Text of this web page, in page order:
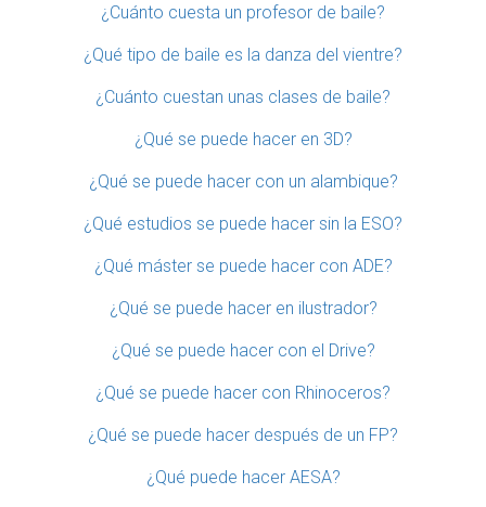
¿Cuánto cuesta un profesor de baile?
¿Qué tipo de baile es la danza del vientre?
¿Cuánto cuestan unas clases de baile?
¿Qué se puede hacer en 3D?
¿Qué se puede hacer con un alambique?
¿Qué estudios se puede hacer sin la ESO?
¿Qué máster se puede hacer con ADE?
¿Qué se puede hacer en ilustrador?
¿Qué se puede hacer con el Drive?
¿Qué se puede hacer con Rhinoceros?
¿Qué se puede hacer después de un FP?
¿Qué puede hacer AESA?